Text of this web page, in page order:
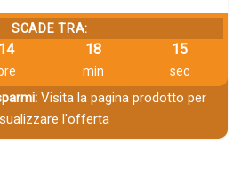
SCADE TRA:
14 18
min
14
sec
Visita la pagina prodotto per
l'offerta